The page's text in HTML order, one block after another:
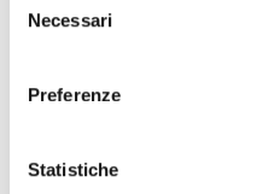
delNecessari
Preferenze
Statistiche
Gehring rimane nel team
particolare», conclude